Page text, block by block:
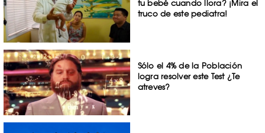
tu bebé cuando llora? ¡Mira el
truco de este pediatra!
Sólo el 4% de la Población
logra resolver este Test ¿Te
atreves?